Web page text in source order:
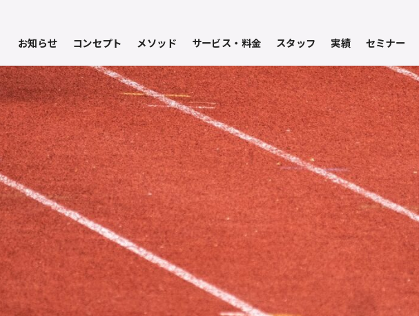
お知らせ コンセプト メソッド サービス・料金 スタッフ 実績 セミナー